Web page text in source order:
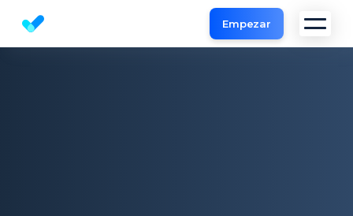
Herramienta de Análisis Web y SEO Analyzer
Empezar